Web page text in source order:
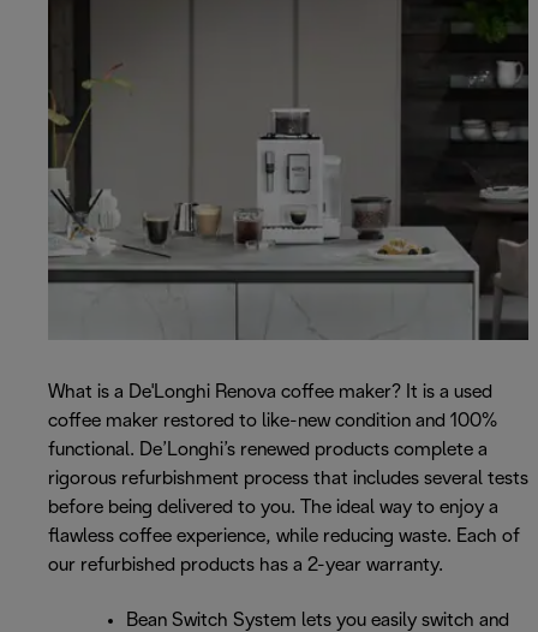
What is a De'Longhi Renova coffee maker? It is a used
coffee maker restored to like-new condition and 100%
functional. De’Longhi’s renewed products complete a
rigorous refurbishment process that includes several tests
before being delivered to you. The ideal way to enjoy a
flawless coffee experience, while reducing waste. Each of
our refurbished products has a 2-year warranty.
Bean Switch System lets you easily switch and